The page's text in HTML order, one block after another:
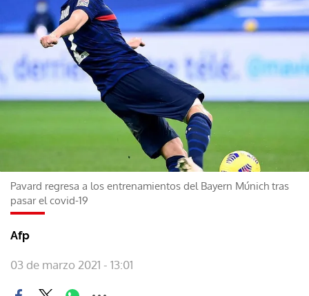
Pavard regresa a los entrenamientos del Bayern Múnich tras
pasar el covid-19
Afp
03 de marzo 2021 - 13:01